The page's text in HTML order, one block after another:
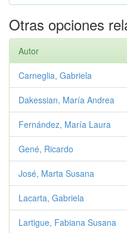
Otras opciones
Autor
Carneglia, Gabriela
Dakessian, María Andrea
Fernández, María Laura
Gené, Ricardo
José, Marta Susana
Lacarta, Gabriela
Lartigue, Fabiana Susana